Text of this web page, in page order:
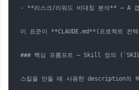
- **리스크/리워드 비대칭 분석** — A
이 표준이 **CLAUDE.md**(프로젝트 컨
### 핵심 프롬프트 — Skill 정의
스킬을 만들 때 사용한 description의